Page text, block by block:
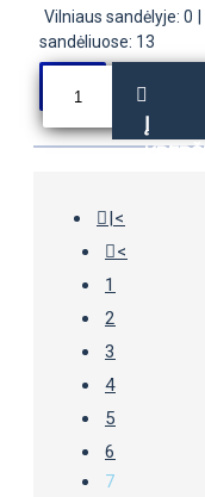
Vilniaus sandėlyje: 0
sandėliuose: 13
Į
|<
<
1
2
3
4
5
6
7